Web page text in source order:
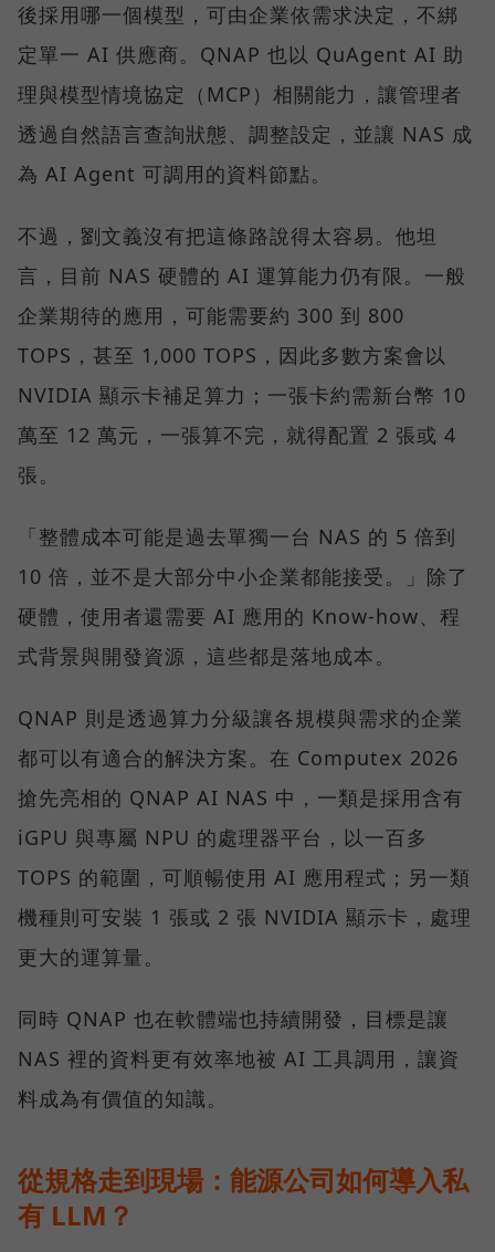
後採用哪一個模型，可由企業依需求決定，不綁
定單一 AI 供應商。QNAP 也以 QuAgent AI 助
理與模型情境協定（MCP）相關能力，讓管理者
透過自然語言查詢狀態、調整設定，並讓 NAS 成
為 AI Agent 可調用的資料節點。
不過，劉文義沒有把這條路說得太容易。他坦
言，目前 NAS 硬體的 AI 運算能力仍有限。一般
企業期待的應用，可能需要約 300 到 800
TOPS，甚至 1,000 TOPS，因此多數方案會以
NVIDIA 顯示卡補足算力；一張卡約需新台幣 10
萬至 12 萬元，一張算不完，就得配置 2 張或 4
張。
「整體成本可能是過去單獨一台 NAS 的 5 倍到
10 倍，並不是大部分中小企業都能接受。」除了
硬體，使用者還需要 AI 應用的 Know-how、程
式背景與開發資源，這些都是落地成本。
QNAP 則是透過算力分級讓各規模與需求的企業
都可以有適合的解決方案。在 Computex 2026
搶先亮相的 QNAP AI NAS 中，一類是採用含有
iGPU 與專屬 NPU 的處理器平台，以一百多
TOPS 的範圍，可順暢使用 AI 應用程式；另一類
機種則可安裝 1 張或 2 張 NVIDIA 顯示卡，處理
更大的運算量。
同時 QNAP 也在軟體端也持續開發，目標是讓
NAS 裡的資料更有效率地被 AI 工具調用，讓資
料成為有價值的知識。
從規格走到現場：能源公司如何導入私
有 LLM？